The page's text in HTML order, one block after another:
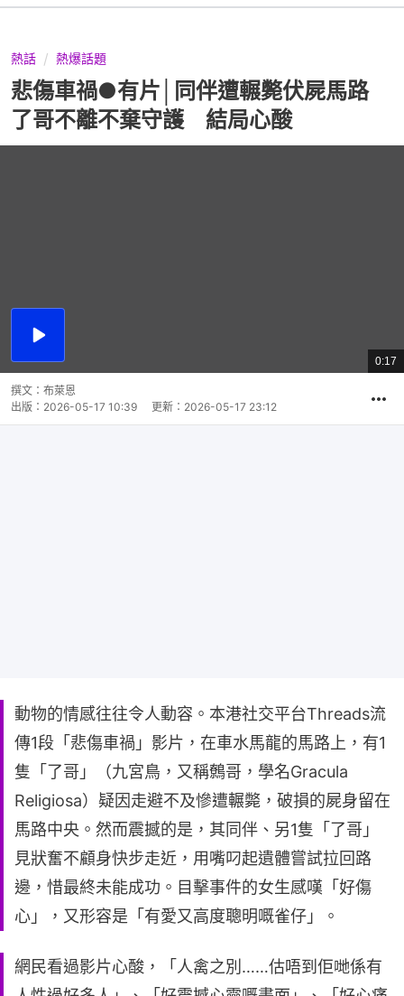
熱話 熱爆話題
悲傷車禍●有片│同伴遭輾斃伏屍馬路
了哥不離不棄守護 結局心酸
播
總
共
0:17
撰文： 布萊恩
出版： 2026-05-17 10:39 更新： 2026-05-17 23:12
動物的情感往往令人動容。本港社交平台Threads流
傳1段「悲傷車禍」影片，在車水馬龍的馬路上，有1
隻「了哥」（九宮鳥，又稱鷯哥，學名Gracula
Religiosa）疑因走避不及慘遭輾斃，破損的屍身留在
馬路中央。然而震撼的是，其同伴、另1隻「了哥」
見狀奮不顧身快步走近，用嘴叼起遺體嘗試拉回路
邊，惜最終未能成功。目擊事件的女生感嘆「好傷
心」，又形容是「有愛又高度聰明嘅雀仔」。
網民看過影片心酸，「人禽之別……估唔到佢哋係有